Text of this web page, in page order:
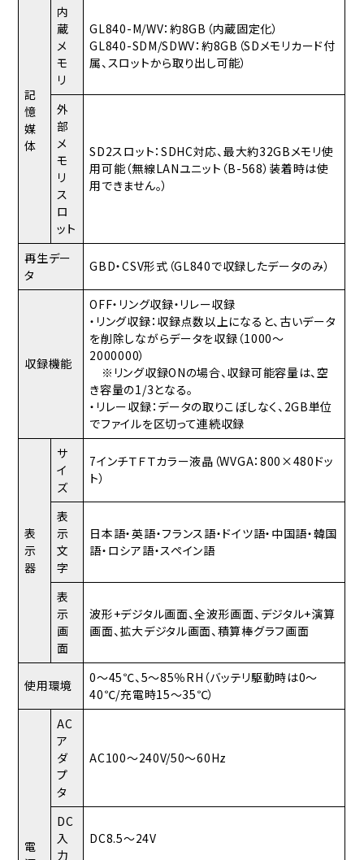
記
憶
媒
体
内
蔵
メ
モ
リ
GL840-M/WV：約8GB（内蔵固定化）
GL840-SDM/SDWV：約8GB（SDメモリカード付
属、スロットから取り出し可能）
外
部
メ
モ
リ
ス
ロ
ット
SD2スロット：SDHC対応、最大約32GBメモリ使
用可能（無線LANユニット（B-568）装着時は使
用できません。）
再生デー
タ
GBD・CSV形式（GL840で収録したデータのみ）
収録機能
OFF・リング収録・リレー収録
・リング収録：収録点数以上になると、古いデータ
を削除しながらデータを収録（1000～
2000000）
※リング収録ONの場合、収録可能容量は、空
き容量の1/3となる。
・リレー収録：データの取りこぼしなく、2GB単位
でファイルを区切って連続収録
表
示
器
サ
イ
ズ
7インチＴＦＴカラー液晶（WVGA：800×480ドッ
ト）
表
示
文
字
日本語・英語・フランス語・ドイツ語・中国語・韓国
語・ロシア語・スペイン語
表
示
画
面
波形+デジタル画面、全波形画面、デジタル+演算
画面、拡大デジタル画面、積算棒グラフ画面
使用環境
0～45℃、5～85％RH（バッテリ駆動時は0～
40℃/充電時15～35℃）
電
AC
ア
ダ
プ
タ
AC100～240V/50～60Hz
DC
入
力
DC8.5～24V